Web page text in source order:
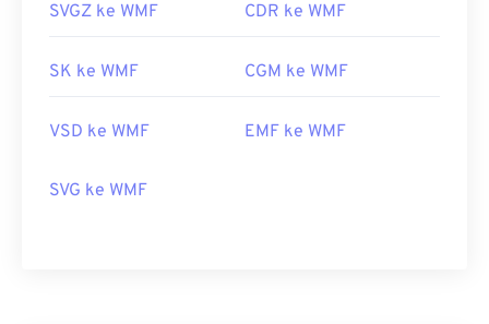
SVGZ ke WMF CDR ke WMF
SK ke WMF CGM ke WMF
VSD ke WMF EMF ke WMF
SVG ke WMF